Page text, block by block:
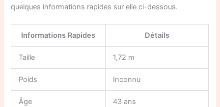
quelques informations rapides sur elle ci-dessous.
Informations Rapides Détails
Taille 1,72 m
Poids Inconnu
Âge 43 ans